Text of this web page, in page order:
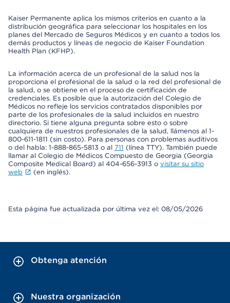
Kaiser Permanente aplica los mismos criterios en cuanto a la
distribución geográfica para seleccionar los hospitales en los
planes del Mercado de Seguros Médicos y en cuanto a todos los
demás productos y líneas de negocio de Kaiser Foundation
Health Plan (KFHP).
La información acerca de un profesional de la salud nos la
proporciona el profesional de la salud o la red del profesional de
la salud, o se obtiene en el proceso de certificación de
credenciales. Es posible que la autorización del Colegio de
Médicos no refleje los servicios contratados disponibles por
parte de los profesionales de la salud incluidos en nuestro
directorio. Si tiene alguna pregunta sobre esto o sobre
cualquiera de nuestros profesionales de la salud, llámenos al 1-
800-611-1811 (sin costo). Para personas con problemas auditivos
o del habla: 1-888-865-5813 o al 711 (línea TTY). También puede
llamar al Colegio de Médicos Compuesto de Georgia (Georgia
Composite Medical Board) al 404-656-3913 o visitar su sitio
web
(en inglés).
Esta página fue actualizada por última vez el: 08/05/2026
Obtenga atención
Nuestra organización